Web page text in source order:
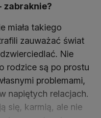
zabraknie?
miała takiego
zauważać świat
Nie
rodzice są po prostu
problemami,
napiętych relacjach.
się, karmią, ale nie